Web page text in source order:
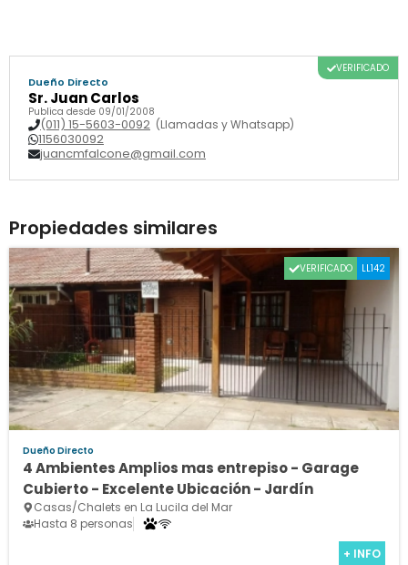
Dueño Directo
Sr. Juan Carlos
Publica desde 09/01/2008
(011) 15-5603-0092 (Llamadas y Whatsapp)
1156030092
juancmfalcone@gmail.com
VERIFICADO
Propiedades similares
VERIFICADO LL142
Dueño Directo
4 Ambientes Amplios mas entrepiso - Garage
Cubierto - Excelente Ubicación - Jardín
Casas/Chalets en La Lucila del Mar
Hasta 8 personas
+ INFO